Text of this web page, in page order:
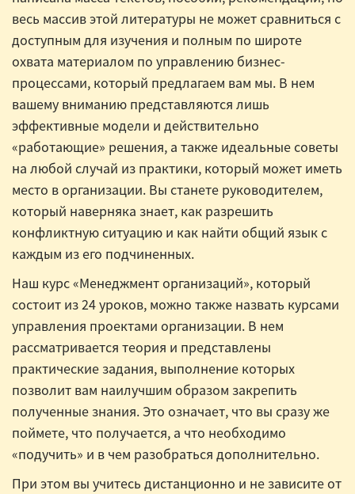
весь массив этой литературы не может сравниться с
доступным для изучения и полным по широте
охвата материалом по управлению бизнес-
процессами, который предлагаем вам мы. В нем
вашему вниманию представляются лишь
эффективные модели и действительно
«работающие» решения, а также идеальные советы
на любой случай из практики, который может иметь
место в организации. Вы станете руководителем,
который наверняка знает, как разрешить
конфликтную ситуацию и как найти общий язык с
каждым из его подчиненных.
Наш курс «Менеджмент организаций», который
состоит из 24 уроков, можно также назвать курсами
управления проектами организации. В нем
рассматривается теория и представлены
практические задания, выполнение которых
позволит вам наилучшим образом закрепить
полученные знания. Это означает, что вы сразу же
поймете, что получается, а что необходимо
«подучить» и в чем разобраться дополнительно.
При этом вы учитесь дистанционно и не зависите от